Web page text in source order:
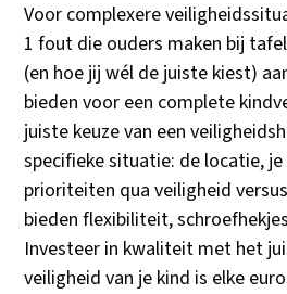
Voor complexere
1 fout die ouders maken bij
(en hoe jij wél de juiste kiest)
bieden voor een complete
juiste keuze van een
specifieke situatie: de locatie,
prioriteiten qua veiligheid
bieden flexibiliteit,
Investeer in kwaliteit met het
veiligheid van je kind is elke